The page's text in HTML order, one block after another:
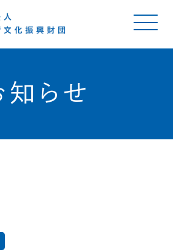
知らせ